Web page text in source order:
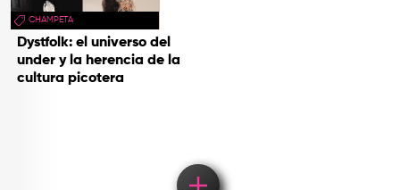
CHAMPETA
Dystfolk: el universo del
under y la herencia de la
cultura picotera